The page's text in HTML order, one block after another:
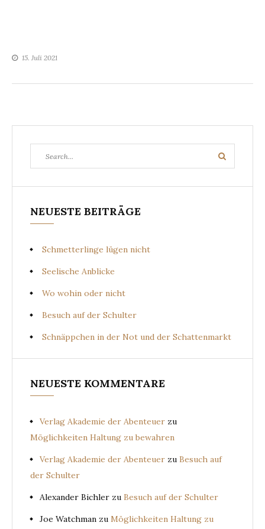
15. Juli 2021
for:
Search
NEUESTE BEITRÄGE
Schmetterlinge lügen nicht
Seelische Anblicke
Wo wohin oder nicht
Besuch auf der Schulter
Schnäppchen in der Not und der Schattenmarkt
NEUESTE KOMMENTARE
Verlag Akademie der Abenteuer zu
Möglichkeiten Haltung zu bewahren
Verlag Akademie der Abenteuer zu Besuch auf
der Schulter
Alexander Bichler zu Besuch auf der Schulter
Joe Watchman zu Möglichkeiten Haltung zu